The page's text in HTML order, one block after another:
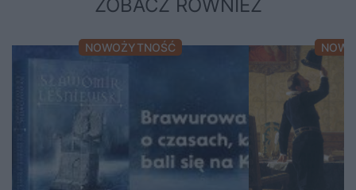
ZOBACZ RÓWNIEŻ
NOWOŻYTNOŚĆ